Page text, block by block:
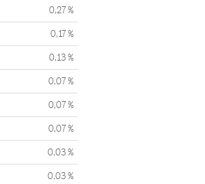
0,27 %
0,17 %
0,13 %
0,07 %
0,07 %
0,07 %
0,03 %
0,03 %